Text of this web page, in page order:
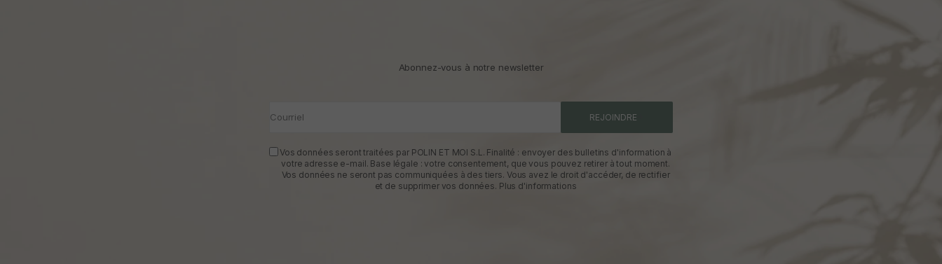
Abonnez-vous à notre newsletter
Courriel REJOINDRE
Vos données seront traitées par POLIN ET MOI S.L. Finalité : envoyer des bulletins d'information à
votre adresse e-mail. Base légale : votre consentement, que vous pouvez retirer à tout moment.
Vos données ne seront pas communiquées à des tiers. Vous avez le droit d'accéder, de rectifier
et de supprimer vos données. Plus d'informations